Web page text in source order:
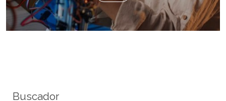
Buscador